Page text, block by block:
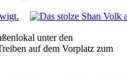
unter den
auf dem Vorplatz zum